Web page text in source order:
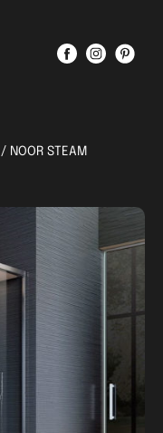
/ NOOR STEAM